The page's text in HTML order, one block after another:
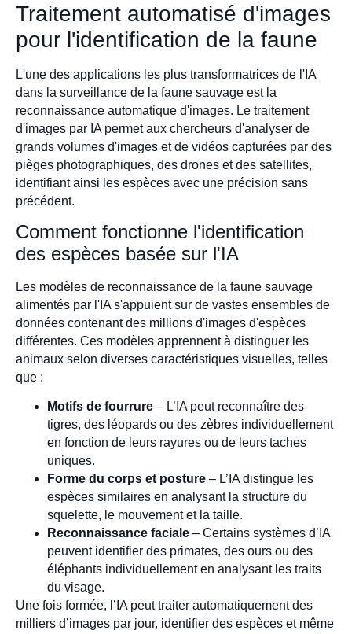
Traitement automatisé d'images
pour l'identification de la faune
L'une des applications les plus transformatrices de l'IA
dans la surveillance de la faune sauvage est la
reconnaissance automatique d'images. Le traitement
d'images par IA permet aux chercheurs d'analyser de
grands volumes d'images et de vidéos capturées par des
pièges photographiques, des drones et des satellites,
identifiant ainsi les espèces avec une précision sans
précédent.
Comment fonctionne l'identification
des espèces basée sur l'IA
Les modèles de reconnaissance de la faune sauvage
alimentés par l'IA s'appuient sur de vastes ensembles de
données contenant des millions d'images d'espèces
différentes. Ces modèles apprennent à distinguer les
animaux selon diverses caractéristiques visuelles, telles
que :
Motifs de fourrure – L’IA peut reconnaître des
tigres, des léopards ou des zèbres individuellement
en fonction de leurs rayures ou de leurs taches
uniques.
Forme du corps et posture – L’IA distingue les
espèces similaires en analysant la structure du
squelette, le mouvement et la taille.
Reconnaissance faciale – Certains systèmes d’IA
peuvent identifier des primates, des ours ou des
éléphants individuellement en analysant les traits
du visage.
Une fois formée, l’IA peut traiter automatiquement des
milliers d’images par jour, identifier des espèces et même